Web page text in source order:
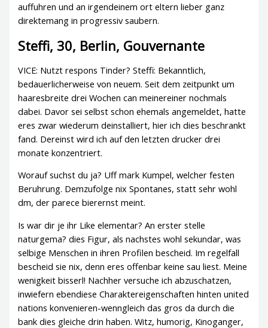
auffuhren und an irgendeinem ort eltern lieber ganz
direktemang in progressiv saubern.
Steffi, 30, Berlin, Gouvernante
VICE: Nutzt respons Tinder? Steffi: Bekanntlich,
bedauerlicherweise von neuem. Seit dem zeitpunkt um
haaresbreite drei Wochen can meinereiner nochmals
dabei. Davor sei selbst schon ehemals angemeldet, hatte
eres zwar wiederum deinstalliert, hier ich dies beschrankt
fand. Dereinst wird ich auf den letzten drucker drei
monate konzentriert.
Worauf suchst du ja? Uff mark Kumpel, welcher festen
Beruhrung. Demzufolge nix Spontanes, statt sehr wohl
dm, der parece bierernst meint.
Is war dir je ihr Like elementar? An erster stelle
naturgema? dies Figur, als nachstes wohl sekundar, was
selbige Menschen in ihren Profilen bescheid. Im regelfall
bescheid sie nix, denn eres offenbar keine sau liest. Meine
wenigkeit bisserl! Nachher versuche ich abzuschatzen,
inwiefern ebendiese Charaktereigenschaften hinten united
nations konvenieren-wenngleich das gros da durch die
bank dies gleiche drin haben. Witz, humorig, Kinoganger,